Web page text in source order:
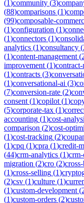
(1)community (3)
(88)comparisons (1)
(99)composable-
(1)configuration (1)
(1)connectors (1)
analytics (1)consultancy (
(1)content-management (
improvement (1)contract-
(1)contracts (3)
(1)conversational-ai (3)
(7)conversion-rate (2)
consent (1)copilot (1)
(5)corporate-tax (1)
accounting (1)cost-
comparison (2)cost-
(1)cost-tracking (2)
(1)cpq (1)cpra (1)credit-
(44)crm-analytics (1)
migration (2)cro (2)
(1)cross-selling (1)
(2)csv (1)culture (1)
(1)custom-development (
(1)custom-orders (2)